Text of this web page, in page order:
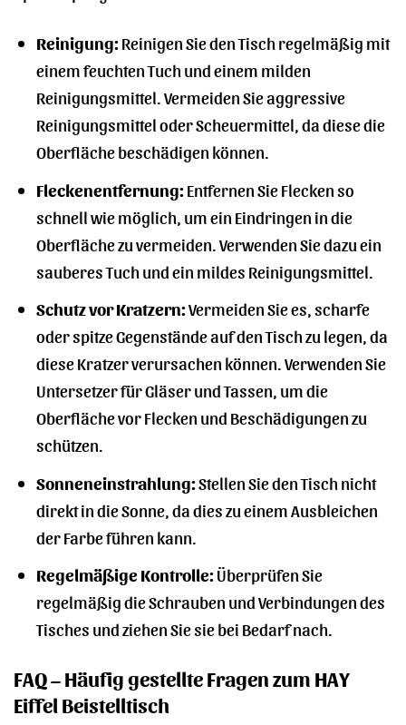
Reinigung:Reinigen Sie den Tisch regelmäßig mit
einem feuchten Tuch und einem milden
Reinigungsmittel. Vermeiden Sie aggressive
Reinigungsmittel oder Scheuermittel, da diese die
Oberfläche beschädigen können.
Fleckenentfernung:Entfernen Sie Flecken so
schnell wie möglich, um ein Eindringen in die
Oberfläche zu vermeiden. Verwenden Sie dazu ein
sauberes Tuch und ein mildes Reinigungsmittel.
Schutz vor Kratzern:Vermeiden Sie es, scharfe
oder spitze Gegenstände auf den Tisch zu legen, da
diese Kratzer verursachen können. Verwenden Sie
Untersetzer für Gläser und Tassen, um die
Oberfläche vor Flecken und Beschädigungen zu
schützen.
Sonneneinstrahlung:Stellen Sie den Tisch nicht
direkt in die Sonne, da dies zu einem Ausbleichen
der Farbe führen kann.
Regelmäßige Kontrolle:Überprüfen Sie
regelmäßig die Schrauben und Verbindungen des
Tisches und ziehen Sie sie bei Bedarf nach.
FAQ – Häufig gestellte Fragen zum HAY
Eiffel Beistelltisch